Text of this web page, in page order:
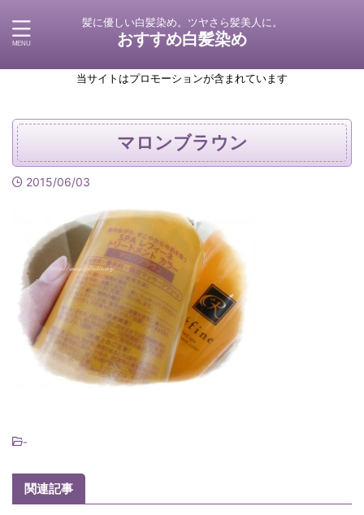
髪に優しい白髪染め。ツヤさら髪美人に。
おすすめ白髪染め
当サイトはプロモーションが含まれています
マロンブラウン
2015/06/03
-
関連記事